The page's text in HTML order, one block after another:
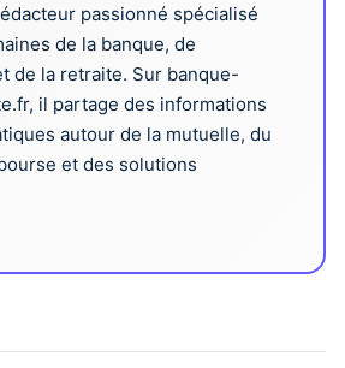
passionné spécialisé
de la banque, de
de la retraite. Sur banque-
il partage des informations
autour de la mutuelle, du
et des solutions